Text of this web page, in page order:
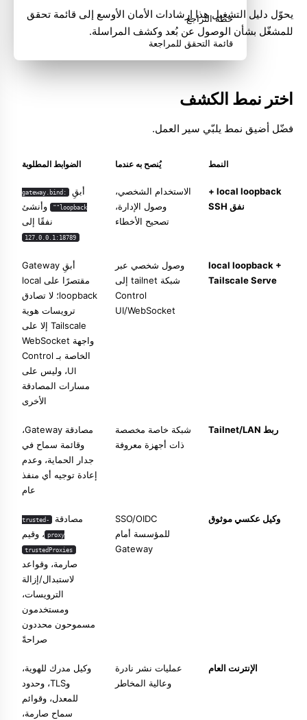
يحوّل دليل التشغيل هذا إرشادات الأمان الأوسع إلى قائمة تحقق
للمشغّل بشأن الوصول عن بُعد وكشف المراسلة.
اختر نمط الكشف
فضّل أضيق نمط يلبّي سير العمل.
النمط يُنصح به عندما الضوابط المطلوبة
local loopback +
نفق SSH
الاستخدام الشخصي،
وصول الإدارة،
تصحيح الأخطاء
أبقِ gateway.bind:
"loopback"
وأنشئ
نفقًا إلى
127.0.0.1:18789
local loopback +
Tailscale Serve
وصول شخصي عبر
شبكة tailnet إلى
Control
UI/WebSocket
أبقِ Gateway
مقتصرًا على local
loopback؛ لا تصادق
ترويسات هوية
Tailscale إلا على
واجهة WebSocket
الخاصة بـ Control
UI، وليس على
مسارات المصادقة
الأخرى
ربط Tailnet/LAN
شبكة خاصة مخصصة
ذات أجهزة معروفة
مصادقة Gateway،
وقائمة سماح في
جدار الحماية، وعدم
إعادة توجيه أي منفذ
عام
وكيل عكسي موثوق
SSO/OIDC
للمؤسسة أمام
Gateway
مصادقة trusted-
proxy ، وقيم
trustedProxies
صارمة، وقواعد
لاستبدال/إزالة
الترويسات،
ومستخدمون
مسموحون محددون
صراحةً
الإنترنت العام
عمليات نشر نادرة
وعالية المخاطر
وكيل مدرك للهوية،
وTLS، وحدود
للمعدل، وقوائم
سماح صارمة،
خطة التراجع
قائمة التحقق للمراجعة